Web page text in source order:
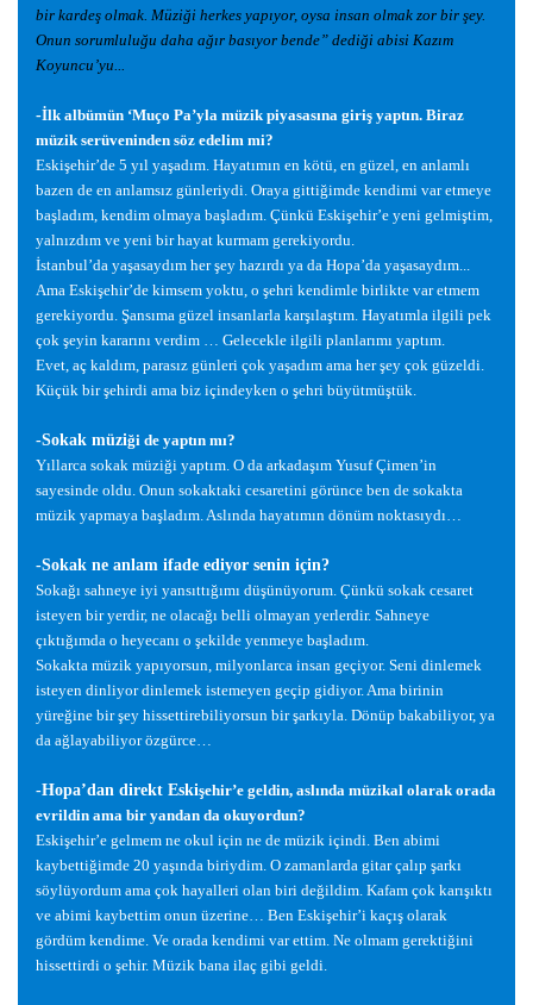
bir kardeş olmak. Müziği herkes yapıyor, oysa insan olmak zor bir şey.
Onun sorumluluğu daha ağır basıyor bende” dediği abisi Kazım
Koyuncu’yu...
-İlk albümün ‘Muço Pa’yla müzik piyasasına giriş yaptın. Biraz
müzik serüveninden söz edelim mi?
Eskişehir’de 5 yıl yaşadım. Hayatımın en kötü, en güzel, en anlamlı
bazen de en anlamsız günleriydi. Oraya gittiğimde kendimi var etmeye
başladım, kendim olmaya başladım. Çünkü Eskişehir’e yeni gelmiştim,
yalnızdım ve yeni bir hayat kurmam gerekiyordu.
İstanbul’da yaşasaydım herşey hazırdı ya da Hopa’da yaşasaydım...
Ama Eskişehir’de kimsem yoktu, o şehri kendimle birlikte var etmem
gerekiyordu. Şansıma güzel insanlarla karşılaştım. Hayatımla ilgili pek
çok şeyin kararını verdim … Gelecekle ilgili planlarımı yaptım.
Evet, aç kaldım, parasız günleri çok yaşadım ama herşey çok güzeldi.
Küçük birşehirdi ama biz içindeyken o şehri büyütmüştük.
-Sokak müziği de yaptın mı?
Yıllarca sokak müziği yaptım. O da arkadaşım Yusuf Çimen’in
sayesinde oldu. Onun sokaktaki cesaretini görünce ben de sokakta
müzik yapmaya başladım. Aslında hayatımın dönüm noktasıydı…
-Sokak ne anlam ifade ediyor senin için?
Sokağı sahneye iyi yansıttığımı düşünüyorum. Çünkü sokak cesaret
isteyen bir yerdir, ne olacağı belli olmayan yerlerdir. Sahneye
çıktığımda o heyecanı o şekilde yenmeye başladım.
Sokakta müzik yapıyorsun, milyonlarca insan geçiyor. Seni dinlemek
isteyen dinliyor dinlemek istemeyen geçip gidiyor. Ama birinin
yüreğine birşey hissettirebiliyorsun birşarkıyla. Dönüp bakabiliyor, ya
da ağlayabiliyor özgürce…
-Hopa’dan direkt Eskişehir’e geldin, aslında müzikal olarak orada
evrildin ama bir yandan da okuyordun?
Eskişehir’e gelmem ne okul için ne de müzik içindi. Ben abimi
kaybettiğimde 20 yaşında biriydim. O zamanlarda gitar çalıp şarkı
söylüyordum ama çok hayalleri olan biri değildim. Kafam çok karışıktı
ve abimi kaybettim onun üzerine… Ben Eskişehir’i kaçış olarak
gördüm kendime. Ve orada kendimi var ettim. Ne olmam gerektiğini
hissettirdi o şehir. Müzik bana ilaç gibi geldi.